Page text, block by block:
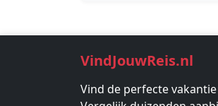
VindJouwReis.nl
Vind de perfecte